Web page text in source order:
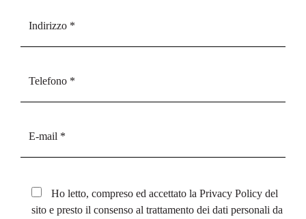
Ho letto, compreso ed accettato la Privacy Policy del
sito e presto il consenso al trattamento dei dati personali da